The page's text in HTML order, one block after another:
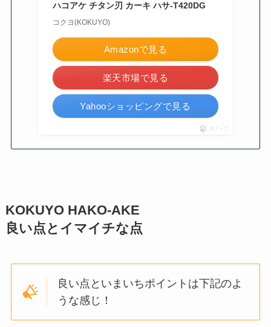
ハコアケ チタン刃 カーキ ハサ-T420DG
コクヨ(KOKUYO)
Amazonで見る
楽天市場で見る
Yahooショッピングで見る
ポチップ
KOKUYO HAKO-AKE
良い点とイマイチな点
良い点といまいちポイントは下記のよ
うな感じ！